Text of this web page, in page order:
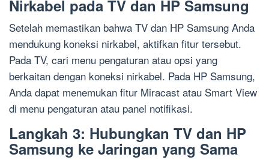
Nirkabel pada TV dan HP Samsung
Setelah memastikan bahwa TV dan HP Samsung Anda
mendukung koneksi nirkabel, aktifkan fitur tersebut.
Pada TV, cari menu pengaturan atau opsi yang
berkaitan dengan koneksi nirkabel. Pada HP Samsung,
Anda dapat menemukan fitur Miracast atau Smart View
di menu pengaturan atau panel notifikasi.
Langkah 3: Hubungkan TV dan HP
Samsung ke Jaringan yang Sama